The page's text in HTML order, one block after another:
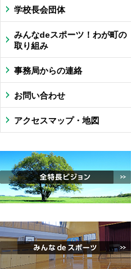
学校長会団体
みんなdeスポーツ！わが町の
取り組み
事務局からの連絡
お問い合わせ
アクセスマップ・地図